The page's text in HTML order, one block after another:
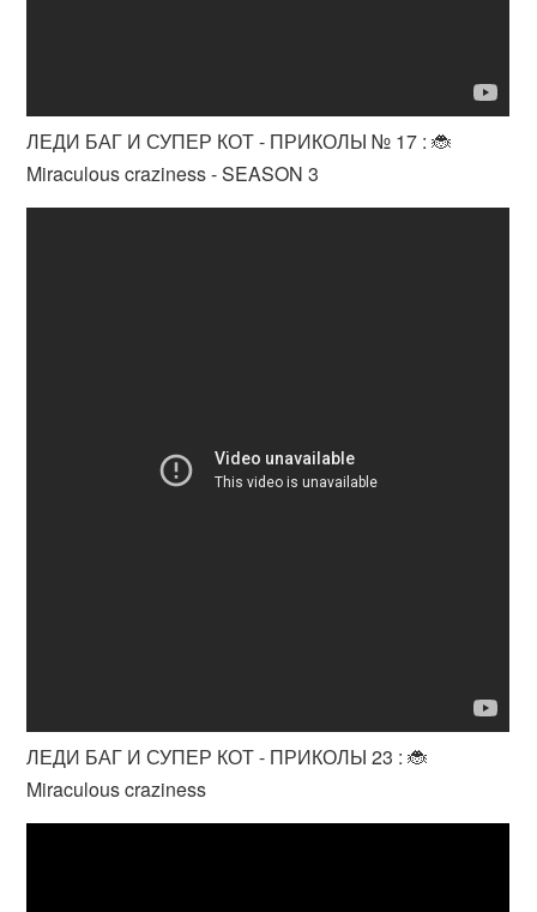
ЛЕДИ БАГ И СУПЕР КОТ - ПРИКОЛЫ № 17 : 🐞
Miraculous craziness - SEASON 3
ЛЕДИ БАГ И СУПЕР КОТ - ПРИКОЛЫ 23 : 🐞
Miraculous craziness